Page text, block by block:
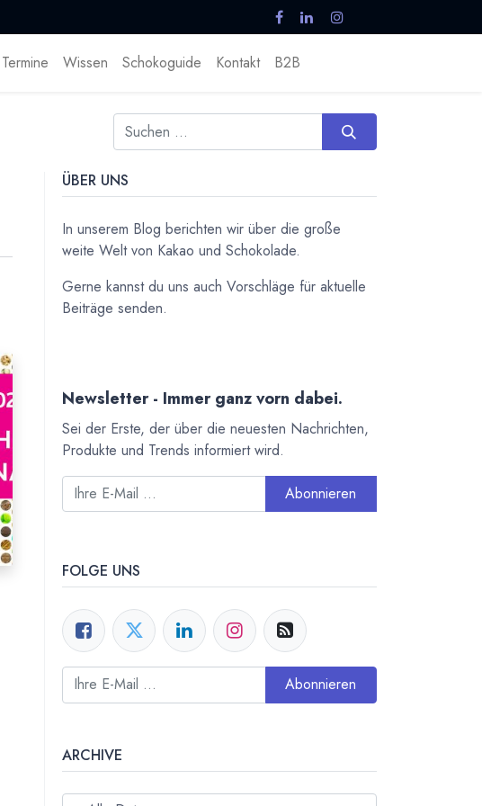
Termine Wissen Schokoguide Kontakt B2B
ÜBER UNS
In unserem Blog berichten wir über die große
weite Welt von Kakao und Schokolade.
Gerne kannst du uns auch Vorschläge für aktuelle
Beiträge senden.
Newsletter - Immer ganz vorn dabei.
Sei der Erste, der über die neuesten Nachrichten,
Produkte und Trends informiert wird.
Abonnieren
FOLGE UNS
Abonnieren
ARCHIVE